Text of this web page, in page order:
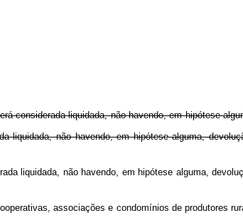
considerada liquidada, não havendo, em hipótese
liquidada, não havendo, em hipótese alguma,
liquidada, não havendo, em hipótese alguma,
associações e condomínios de produtores